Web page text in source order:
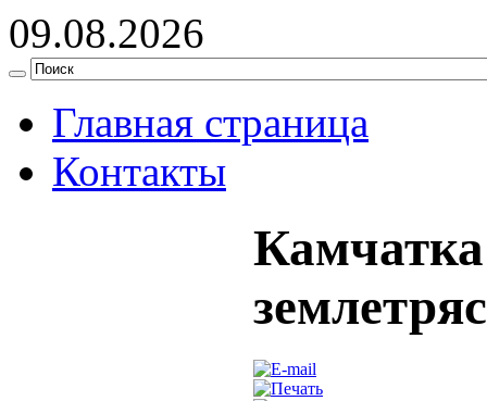
09.08.2026
Главная страница
Контакты
Камчатка